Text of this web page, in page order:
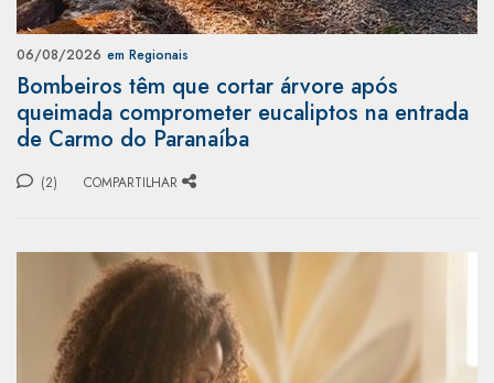
06/08/2026 em Regionais
Bombeiros têm que cortar árvore após
queimada comprometer eucaliptos na entrada
de Carmo do Paranaíba
(2) COMPARTILHAR